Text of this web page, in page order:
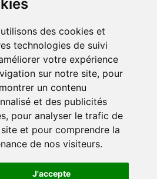
des cookies et
technologies de suivi
votre expérience
sur notre site, pour
un contenu
et des publicités
pour analyser le trafic de
et pour comprendre la
de nos visiteurs.
J'accepte